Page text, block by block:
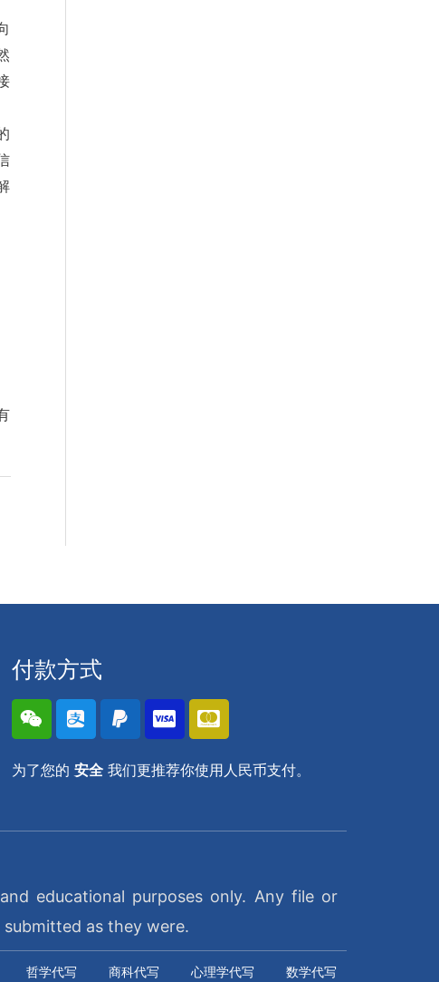
付款方式
为了您的 安全我们更推荐你使用人民币支付。
educational purposes only. Any file or
as they were.
哲学代写 商科代写 心理学代写 数学代写